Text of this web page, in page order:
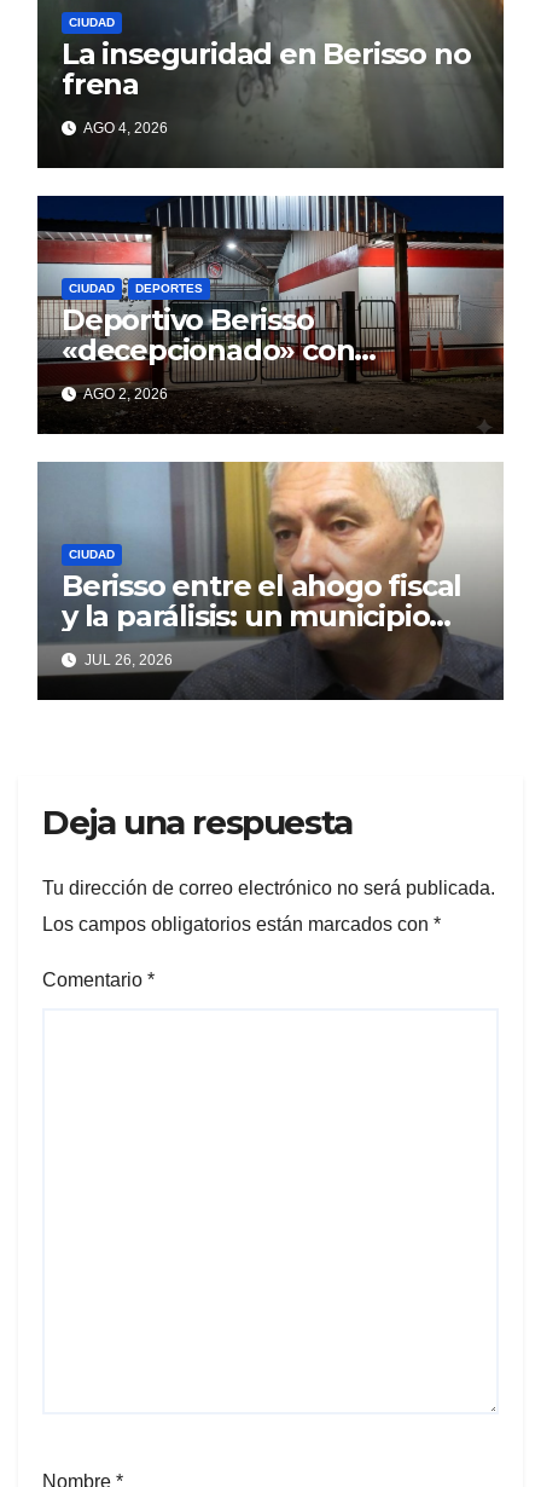
CIUDAD
La inseguridad en Berisso no
frena
AGO 4, 2026
CIUDAD DEPORTES
Deportivo Berisso
«decepcionado» con
Cagliardi y sus promesas
incumplidas
AGO 2, 2026
CIUDAD
Berisso entre el ahogo fiscal
y la parálisis: un municipio
acorralado por la falta de
gestión y el desencanto
vecino
JUL 26, 2026
Deja una respuesta
Tu dirección de correo electrónico no será publicada.
Los campos obligatorios están marcados con *
Comentario *
Nombre *